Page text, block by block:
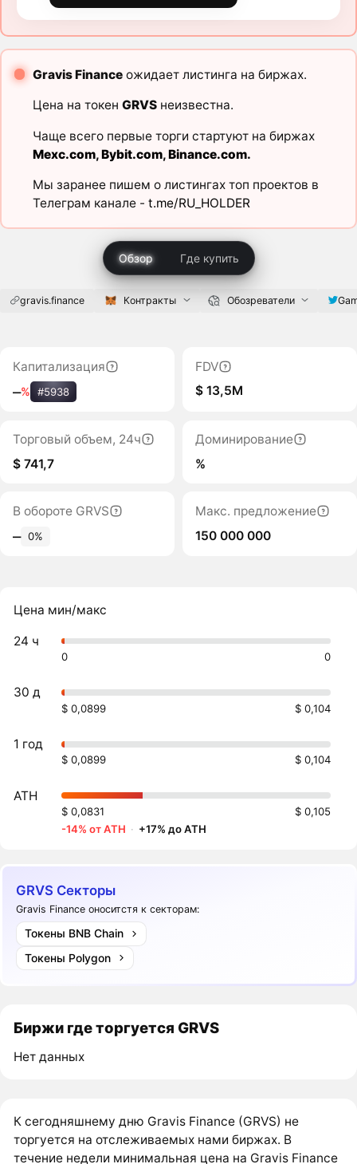
Gravis Financeожидает листинга на биржах.
Цена на токен GRVSнеизвестна.
Чаще всего первые торги стартуют на биржах
Mexc.com,Bybit.com,Binance.com.
Мы заранее пишем о листингах топ проектов в
Телеграм канале - t.me/RU_HOLDER
Обзор Где купить
gravis.finance Контракты Обозреватели
Капитализация
‒% #5938
FDV
$ 13,5M
Торговый объем, 24ч
$ 741,7
Доминирование
%
В обороте GRVS
‒ 0%
Макс. предложение
150 000 000
Цена мин/макс
24 ч
0 0
30 д
$ 0,0899 $ 0,104
1 год
$ 0,0899 $ 0,104
ATH
$ 0,0831
$ 0,105
-14% от ATH · +17% до ATH
GRVS Секторы
Gravis Finance оноситстя к секторам:
Токены BNB Chain
Токены Polygon
Биржи где торгуется GRVS
Нет данных
К сегодняшнему дню Gravis Finance (GRVS) не
торгуется на отслеживаемых нами биржах. В
течение недели минимальная цена на Gravis Finance